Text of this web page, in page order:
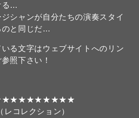
る…
シャンが自分たちの演奏スタイ
のと同じだ…
る文字はウェブサイトへのリン
照下さい！
コレクション）